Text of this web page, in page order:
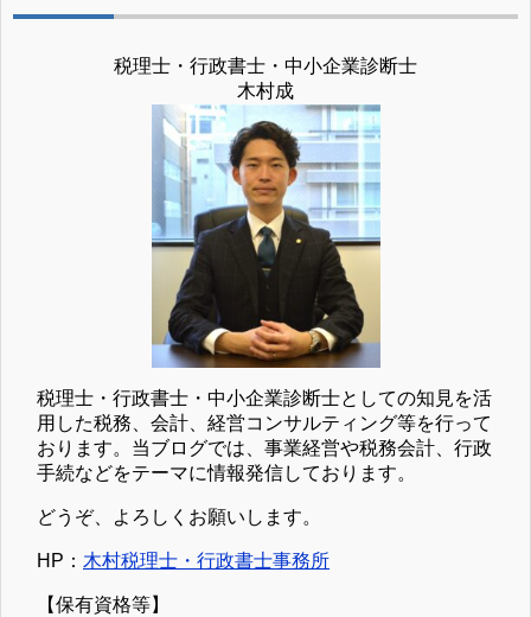
税理士・行政書士・中小企業診断士
木村成
税理士・行政書士・中小企業診断士としての知見を活
用した税務、会計、経営コンサルティング等を行って
おります。当ブログでは、事業経営や税務会計、行政
手続などをテーマに情報発信しております。
どうぞ、よろしくお願いします。
HP： 木村税理士・行政書士事務所
【保有資格等】